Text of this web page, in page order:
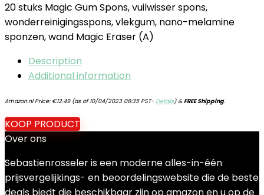
20 stuks Magic Gum Spons, vuilwisser spons,
wonderreinigingsspons, vlekgum, nano-melamine
sponzen, wand Magic Eraser (A)
Description
Additional information
Amazon.nl Price: €12.49(as of 10/04/2023 06:35 PST- Details)&FREE Shipping.
KOOP PRODUCT
Over ons
Sebastienrosseler is een moderne alles-in-één
prijsvergelijkings- en beoordelingswebsite die de beste